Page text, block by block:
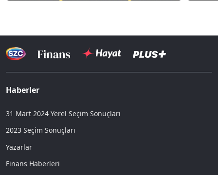
Haberler
31 Mart 2024 Yerel Seçim Sonuçları
2023 Seçim Sonuçları
Yazarlar
Finans Haberleri